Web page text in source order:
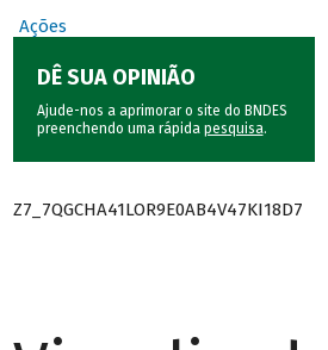
Ações
DÊ SUA OPINIÃO
Ajude-nos a aprimorar o site do BNDES
preenchendo uma rápida pesquisa.
Z7_7QGCHA41LOR9E0AB4V47KI18D7